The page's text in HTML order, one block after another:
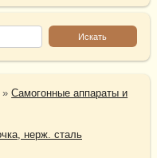
»Самогонные аппараты и